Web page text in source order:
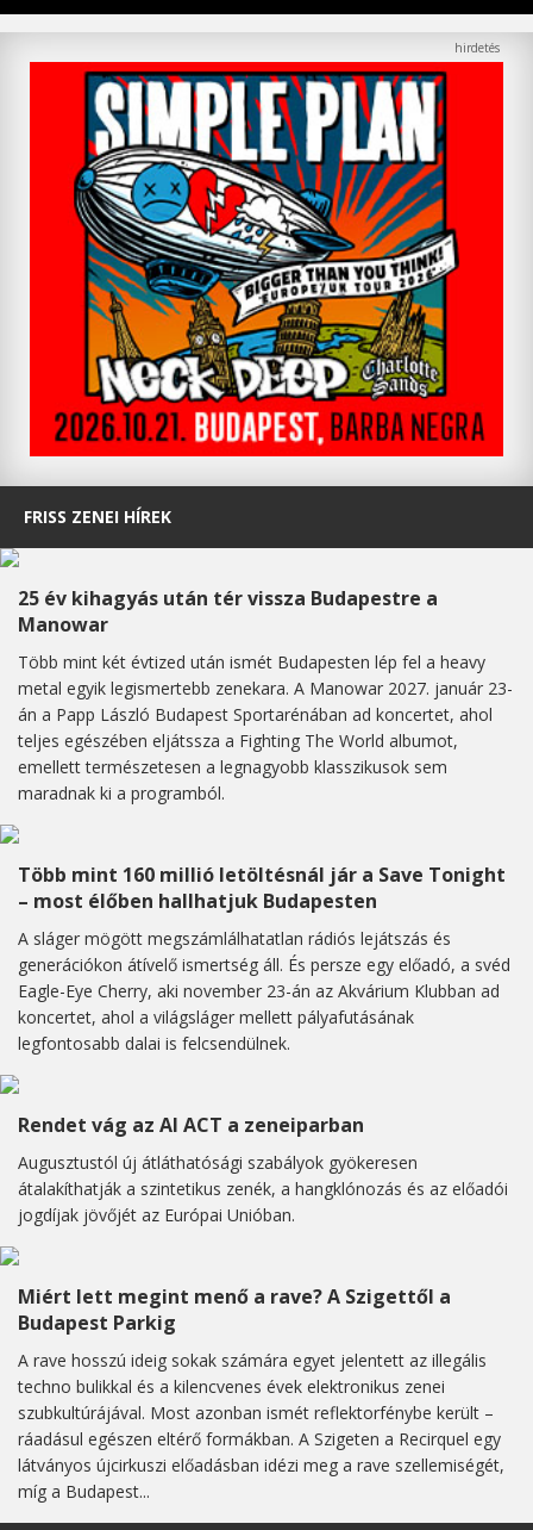
FRISS ZENEI HÍREK
25 év kihagyás után tér vissza Budapestre a
Manowar
Több mint két évtized után ismét Budapesten lép fel a heavy
metal egyik legismertebb zenekara. A Manowar 2027. január 23-
án a Papp László Budapest Sportarénában ad koncertet, ahol
teljes egészében eljátssza a Fighting The World albumot,
emellett természetesen a legnagyobb klasszikusok sem
maradnak ki a programból.
Több mint 160 millió letöltésnál jár a Save Tonight
– most élőben hallhatjuk Budapesten
A sláger mögött megszámlálhatatlan rádiós lejátszás és
generációkon átívelő ismertség áll. És persze egy előadó, a svéd
Eagle-Eye Cherry, aki november 23-án az Akvárium Klubban ad
koncertet, ahol a világsláger mellett pályafutásának
legfontosabb dalai is felcsendülnek.
Rendet vág az AI ACT a zeneiparban
Augusztustól új átláthatósági szabályok gyökeresen
átalakíthatják a szintetikus zenék, a hangklónozás és az előadói
jogdíjak jövőjét az Európai Unióban.
Miért lett megint menő a rave? A Szigettől a
Budapest Parkig
A rave hosszú ideig sokak számára egyet jelentett az illegális
techno bulikkal és a kilencvenes évek elektronikus zenei
szubkultúrájával. Most azonban ismét reflektorfénybe került –
ráadásul egészen eltérő formákban. A Szigeten a Recirquel egy
látványos újcirkuszi előadásban idézi meg a rave szellemiségét,
míg a Budapest...